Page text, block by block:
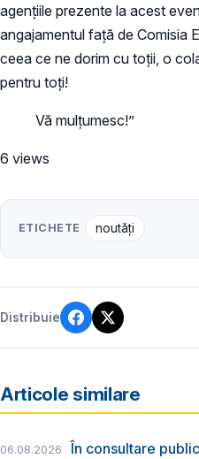
agențiile prezente la acest
angajamentul față de Comisia
ceea ce ne dorim cu toții, o
pentru toți!
Vă mulțumesc!”
6 views
ETICHETE noutăți
Distribuie
Articole similare
06.08.2026
În consultare